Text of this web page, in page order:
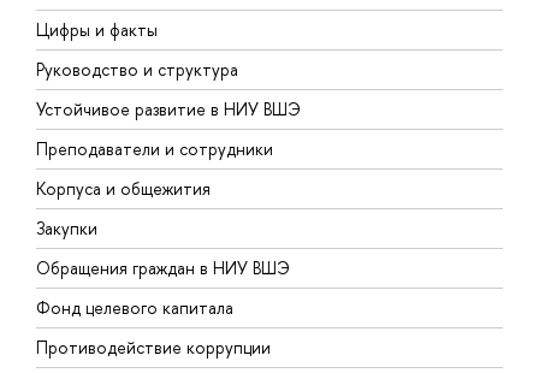
Цифры и факты
Руководство и структура
Устойчивое развитие в НИУ ВШЭ
Преподаватели и сотрудники
Корпуса и общежития
Закупки
Обращения граждан в НИУ ВШЭ
Фонд целевого капитала
Противодействие коррупции